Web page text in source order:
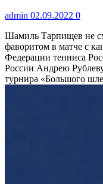
admin 02.09.2022 0
Шамиль Тарпищев не
фаворитом в матче с
Федерации тенниса
России Андрею
турнира «Большого